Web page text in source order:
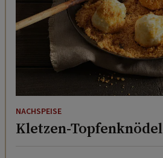
NACHSPEISE
Kletzen-Topfenknödel